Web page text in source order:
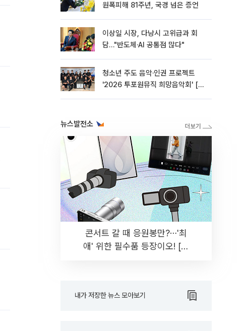
원폭피해 81주년, 국경 넘은 증언
이상일 시장, 다낭시 고위급과 회
담…"반도체·AI 공통점 많다"
청소년 주도 음악·인권 프로젝트
'2026 투포원뮤직 희망음악회' [포
뉴스발전소
콘서트 갈 때 응원봉만?⋯'최
애' 위한 필수품 등장이오! [솔
내가 저장한 뉴스 모아보기